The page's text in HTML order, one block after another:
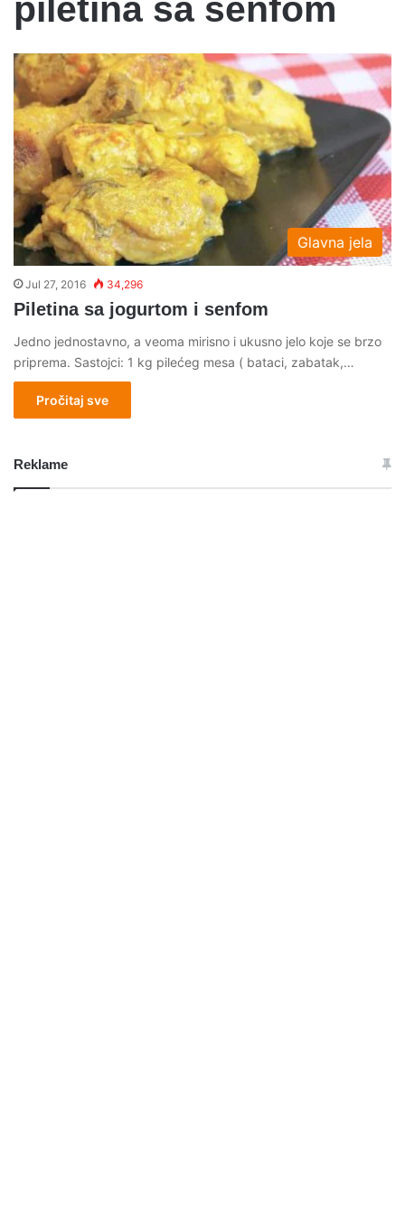
piletina sa senfom
Glavna jela
Jul 27, 2016 34,296
Piletina sa jogurtom i senfom
Jedno jednostavno, a veoma mirisno i ukusno jelo koje se brzo
priprema. Sastojci: 1 kg pilećeg mesa ( bataci, zabatak,…
Pročitaj sve
Reklame